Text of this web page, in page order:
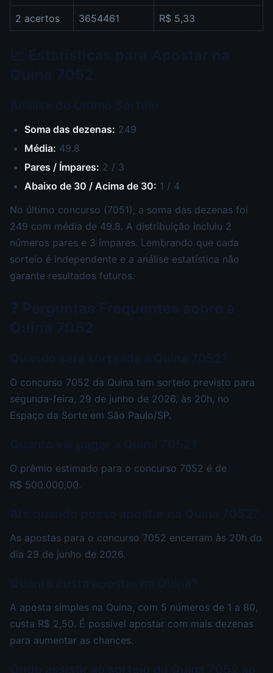
2 acertos 3654461 R$ 5,33
Soma das dezenas: 249
Média: 49.8
Pares / Ímpares: 2 / 3
Abaixo de 30 / Acima de 30: 1 / 4
No último concurso (7051), a soma das dezenas foi
249 com média de 49.8. A distribuição incluiu 2
números pares e 3 ímpares. Lembrando que cada
sorteio é independente e a análise estatística não
garante resultados futuros.
O concurso 7052 da Quina tem sorteio previsto para
segunda-feira, 29 de junho de 2026, às 20h, no
Espaço da Sorte em São Paulo/SP.
O prêmio estimado para o concurso 7052 é de
R$ 500.000,00.
As apostas para o concurso 7052 encerram às 20h do
dia 29 de junho de 2026.
A aposta simples na Quina, com 5 números de 1 a 80,
custa R$ 2,50. É possível apostar com mais dezenas
para aumentar as chances.